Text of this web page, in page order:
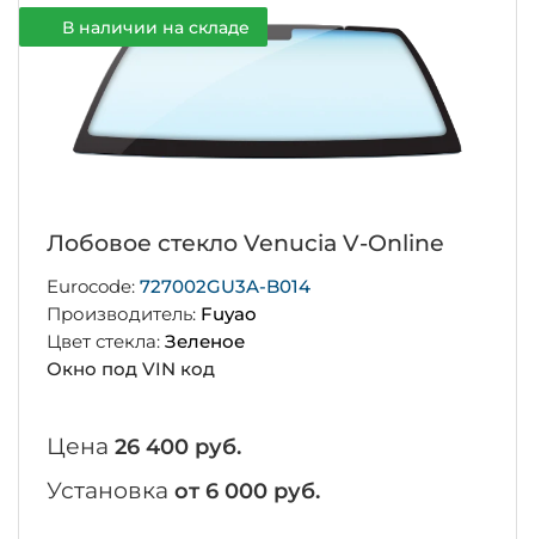
В наличии на складе
Лобовое стекло Venucia V-Online
Eurocode: 727002GU3A-B014
Производитель: Fuyao
Цвет стекла: Зеленое
Окно под VIN код
Цена 26 400 руб.
Установка от 6 000 руб.